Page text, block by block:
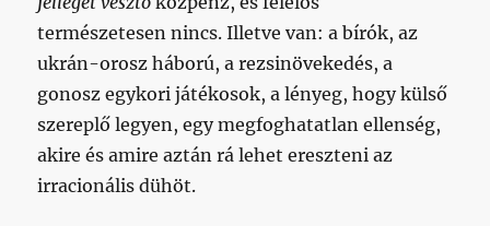
természetesen nincs. Illetve van: a bírók, az
ukrán-orosz háború, a rezsinövekedés, a
gonosz egykori játékosok, a lényeg, hogy külső
szereplő legyen, egy megfoghatatlan ellenség,
akire és amire aztán rá lehet ereszteni az
irracionális dühöt.